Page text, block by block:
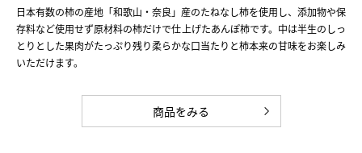
日本有数の柿の産地「和歌山・奈良」産のたねなし柿を使用し、添加物や保
存料など使用せず原材料の柿だけで仕上げたあんぽ柿です。中は半生のしっ
とりとした果肉がたっぷり残り柔らかな口当たりと柿本来の甘味をお楽しみ
いただけます。
商品をみる